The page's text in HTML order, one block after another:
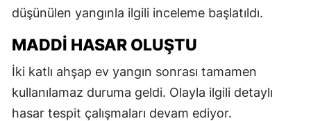
düşünülen yangınla ilgili inceleme başlatıldı.
MADDI HASAR OLUŞTU
İki katlı ahşap ev yangın sonrası tamamen
kullanılamaz duruma geldi. Olayla ilgili detaylı
hasar tespit çalışmaları devam ediyor.